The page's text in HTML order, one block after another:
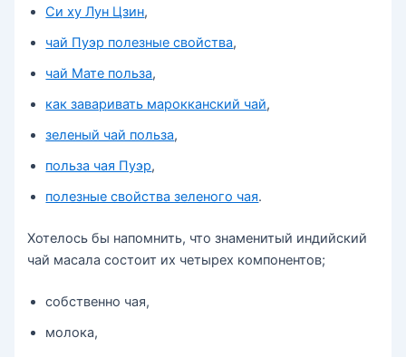
Си ху Лун Цзин,
чай Пуэр полезные свойства,
чай Мате польза,
как заваривать марокканский чай,
зеленый чай польза,
польза чая Пуэр,
полезные свойства зеленого чая.
Хотелось бы напомнить, что знаменитый индийский
чай масала состоит их четырех компонентов;
собственно чая,
молока,